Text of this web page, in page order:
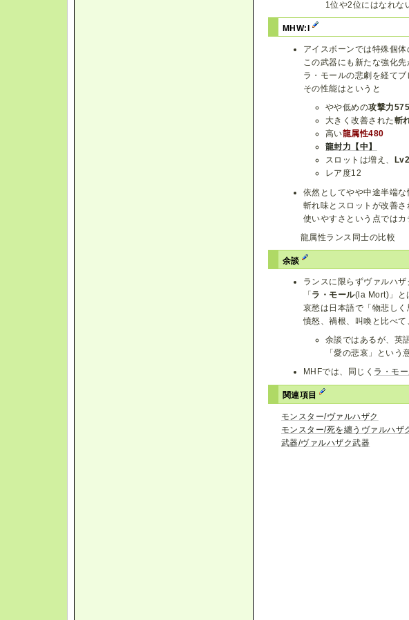
1位や2位にはなれな
MHW:I
アイスボーンでは特殊個体
この武器にも新たな強化先
ラ・モールの悲劇を経てブ
その性能はというと
やや低めの攻撃力575
大きく改善された斬
高い龍属性480
龍封力【中】
スロットは増え、
レア度12
依然としてやや中途半端な
斬れ味とスロットが改善さ
使いやすさという点ではカ
龍属性ランス同士の比較
余談
ランスに限らずヴァルハ
「ラ・モール(la Mort)」と
哀愁は日本語で「物悲し
憤怒、禍根、叫喚と比べて
余談ではあるが、英
「愛の悲哀」という
MHFでは、同じく ラ・モ
関連項目
モンスター/ヴァルハザク
モンスター/死を纏うヴァルハザ
武器/ヴァルハザク武器